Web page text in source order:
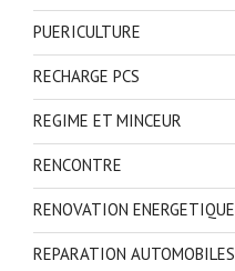
PUERICULTURE
RECHARGE PCS
REGIME ET MINCEUR
RENCONTRE
RENOVATION ENERGETIQUE
REPARATION AUTOMOBILES